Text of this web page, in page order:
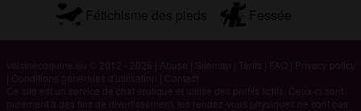
Fétichisme des pieds Fessée